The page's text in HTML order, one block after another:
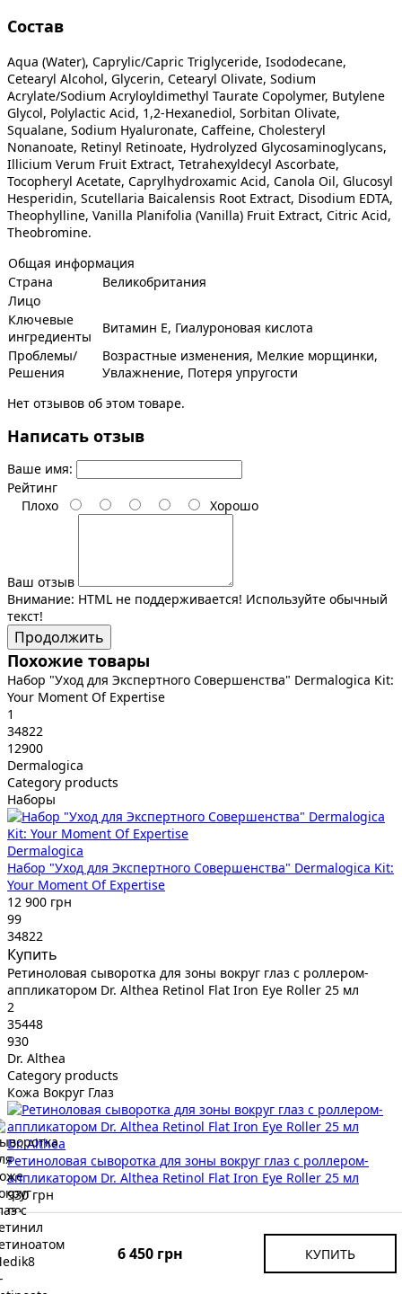
6 450 грн КУПИТЬ
Состав
Aqua (Water), Caprylic/Capric Triglyceride, Isododecane,
Cetearyl Alcohol, Glycerin, Cetearyl Olivate, Sodium
Acrylate/Sodium Acryloyldimethyl Taurate Copolymer, Butylene
Glycol, Polylactic Acid, 1,2-Hexanediol, Sorbitan Olivate,
Squalane, Sodium Hyaluronate, Caffeine, Cholesteryl
Nonanoate, Retinyl Retinoate, Hydrolyzed Glycosaminoglycans,
Illicium Verum Fruit Extract, Tetrahexyldecyl Ascorbate,
Tocopheryl Acetate, Caprylhydroxamic Acid, Canola Oil, Glucosyl
Hesperidin, Scutellaria Baicalensis Root Extract, Disodium EDTA,
Theophylline, Vanilla Planifolia (Vanilla) Fruit Extract, Citric Acid,
Theobromine.
Общая информация
Страна
Великобритания
Лицо
Ключевые
ингредиенты
Витамин Е, Гиалуроновая кислота
Проблемы/
Решения
Возрастные изменения, Мелкие морщинки,
Увлажнение, Потеря упругости
Нет отзывов об этом товаре.
Написать отзыв
Ваше имя:
Рейтинг
Плохо
Хорошо
Ваш отзыв
Внимание: HTML не поддерживается! Используйте обычный
текст!
Продолжить
Похожие товары
Набор "Уход для Экспертного Совершенства" Dermalogica Kit:
Your Moment Of Expertise
1
34822
12900
Dermalogica
Category products
Наборы
Dermalogica
Набор "Уход для Экспертного Совершенства" Dermalogica Kit:
Your Moment Of Expertise
12 900 грн
99
34822
Купить
Ретиноловая сыворотка для зоны вокруг глаз с роллером-
аппликатором Dr. Althea Retinol Flat Iron Eye Roller 25 мл
2
35448
930
Dr. Althea
Category products
Кожа Вокруг Глаз
Dr. Althea
Ретиноловая сыворотка для зоны вокруг глаз с роллером-
аппликатором Dr. Althea Retinol Flat Iron Eye Roller 25 мл
930 грн
99
35448
Купить
Корректирующий ББ-Крем для Кожи Вокруг Глаз Erborian BB